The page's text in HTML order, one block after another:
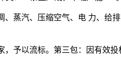
蒸汽、压缩空气、电 力、给
，予以流标。 第三包：因有效投